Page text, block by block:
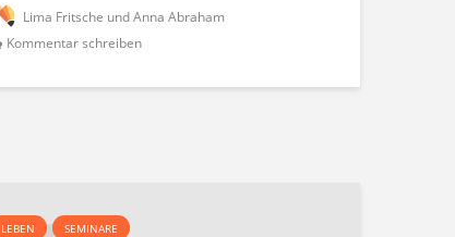
Lima Fritsche und Anna Abraham
Kommentar schreiben
LEBEN SEMINARE